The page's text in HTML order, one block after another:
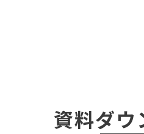
資料ダウ